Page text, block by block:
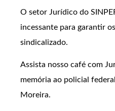
O setor Jurídico do
incessante para garantir
sindicalizado.
Assista nosso café com
memória ao policial
Moreira.